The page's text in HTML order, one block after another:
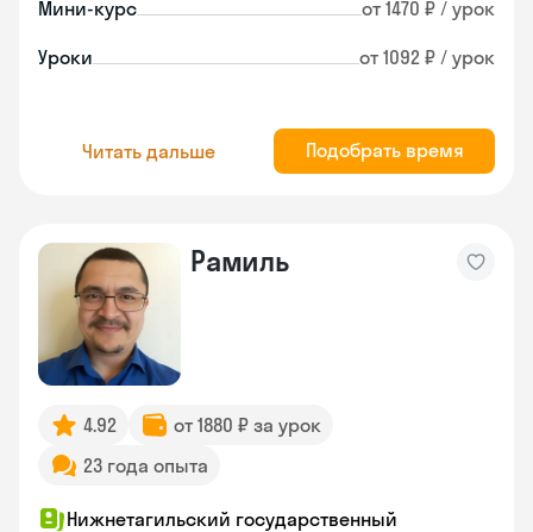
Мини-курс от 1470 ₽ / урок
Уроки от 1092 ₽ / урок
Читать дальше Подобрать время
Рамиль
4.92
от 1880 ₽ за урок
23 года опыта
Нижнетагильский государственный